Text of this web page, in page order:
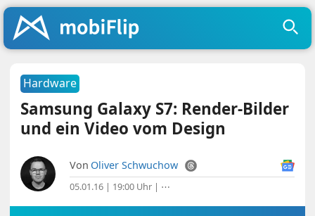
Hardware
Samsung Galaxy S7: Render-Bilder
und ein Video vom Design
Von Oliver Schwuchow
05.01.16 | 19:00 Uhr | ⋯